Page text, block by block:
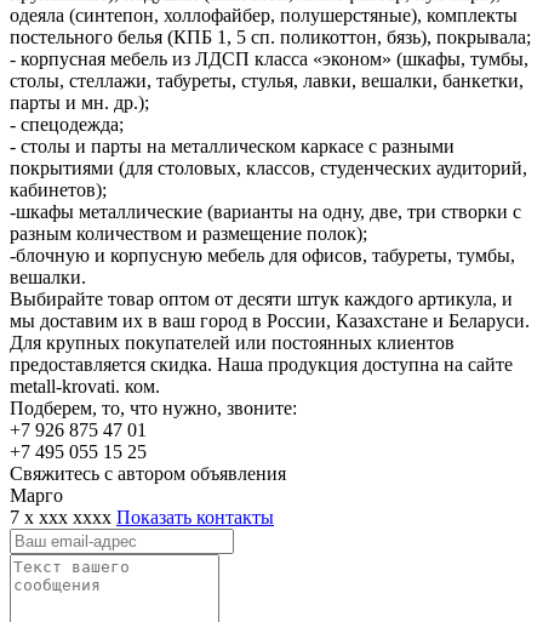
одеяла (синтепон, холлофайбер, полушерстяные), комплекты
постельного белья (КПБ 1, 5 сп. поликоттон, бязь), покрывала;
- корпусная мебель из ЛДСП класса «эконом» (шкафы, тумбы,
столы, стеллажи, табуреты, стулья, лавки, вешалки, банкетки,
парты и мн. др.);
- спецодежда;
- столы и парты на металлическом каркасе с разными
покрытиями (для столовых, классов, студенческих аудиторий,
кабинетов);
-шкафы металлические (варианты на одну, две, три створки с
разным количеством и размещение полок);
-блочную и корпусную мебель для офисов, табуреты, тумбы,
вешалки.
Выбирайте товар оптом от десяти штук каждого артикула, и
мы доставим их в ваш город в России, Казахстане и Беларуси.
Для крупных покупателей или постоянных клиентов
предоставляется скидка. Наша продукция доступна на сайте
metall-krovati. ком.
Подберем, то, что нужно, звоните:
+7 926 875 47 01
+7 495 055 15 25
Свяжитесь с автором объявления
Марго
7 x xxx xxxx Показать контакты